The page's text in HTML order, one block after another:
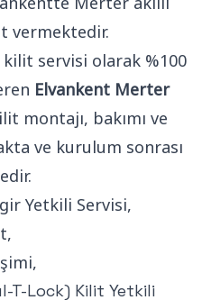
vermektedir.
kilit servisi olarak %100
Elvankent Merter
montajı, bakımı ve
ve kurulum sonrası
Yetkili Servisi,
T-Lock) Kilit Yetkili